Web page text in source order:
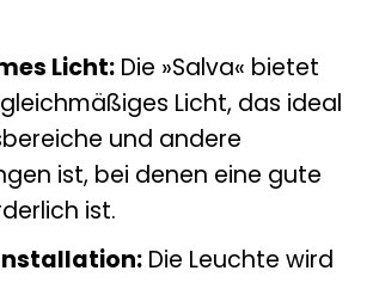
Licht:Die »Salva« bietet
Licht, das ideal
und andere
ist, bei denen eine gute
ist.
Die Leuchte wird